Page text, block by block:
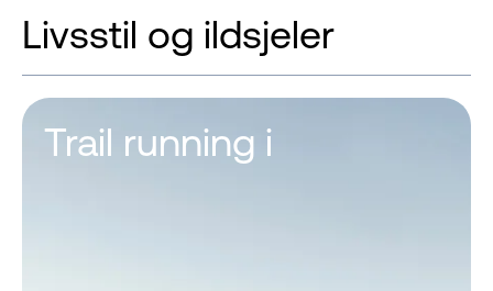
Livsstil og ildsjeler
Trail running i